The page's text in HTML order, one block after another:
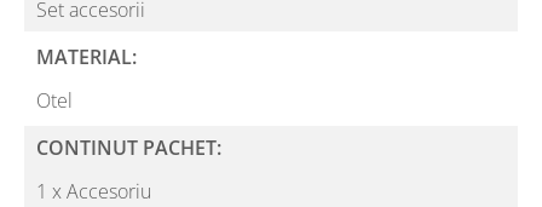
Set accesorii
MATERIAL:
Otel
CONTINUT PACHET:
1 x Accesoriu